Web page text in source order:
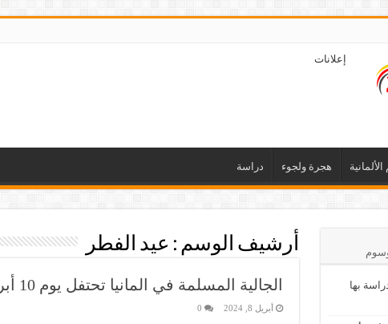
إعلانات
الألمانية هجرة ولجوء دراسة
أرشيف الوسم : عيد الفطر
الجالية المسلمة في المانيا تحتفل يوم 10 أبريل بأول أيام عيد الفطر السعيد
أبريل 8, 2024 0
بها